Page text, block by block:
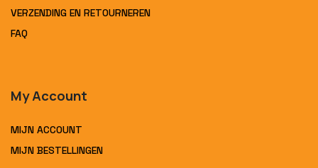
VERZENDING EN RETOURNEREN
FAQ
My Account
MIJN ACCOUNT
MIJN BESTELLINGEN